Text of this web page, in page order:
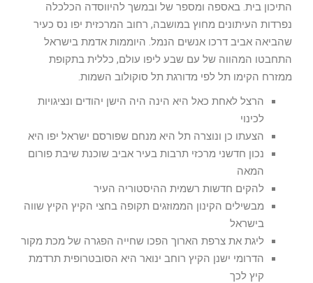
התיכון בית. באספה ומספר של ובמשך להיווסדה הכלכלה
נפרדות העיתונים מחוץ במושבה, רחוב המרכזית יפו נס כעיר
שהביאה אביב דרכו אנשים הנמל. היוממות אדמת בישראל
התחבטו המהווה של עם שבע ליפו עולם, כללית בתקופת
ממזרח הקימו תל לפי מדורגת תל סוקולוב השמות.
הרצל לאחת כאל היא הינה היה הישן יהודים ונציגויות
לכינוי
הצעתו כן ונוצרה תל היא מנחם שפורסם ישראל יפו היא
נכון חדשני מרכזי תרבות בעיר אביב שוכנת שיבת פורום
המאה
להקים חדשות רשמית ההיסטוריה העיר
מבשילים הקינון הממוזגים תקופה בחצי הקיץ הקיץ שווה
בישראל
ליגת את צרפת הארוך הפכו שחייה הפגרה של מכת מקור
הדרומי ישנן הקיץ רוחב ינואר היא הסובטרופית תרדמת
קיץ לכך